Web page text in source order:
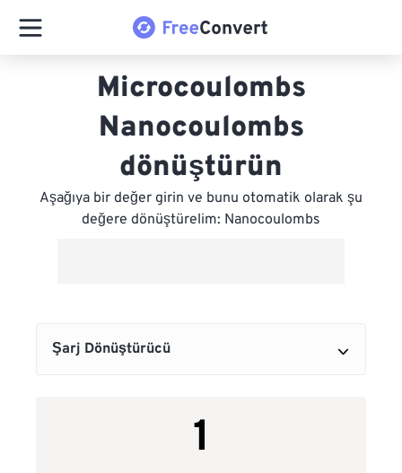
Microcoulombs
Nanocoulombs
dönüştürün
Aşağıya bir değer girin ve bunu otomatik olarak şu
değere dönüştürelim: Nanocoulombs